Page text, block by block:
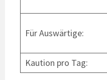
Für Auswärtige:
Kaution pro Tag: